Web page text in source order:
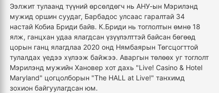
Ээлжит тулаанд түүний өрсөлдөгч нь АНУ-ын Мэрилэнд
мужид оршин суудаг, Барбадос улсаас гаралтай 34
настай Кобиа Бриди байв. К.Бриди нь тоглолтын өмнө 18
ялж, ганцхан удаа ялагдсан үзүүлэлттэй байсан бөгөөд
цорын ганц ялагдлаа 2020 онд Нямбаярын Төгсцогттой
тулалдах үедээ хүлээж байжээ. Аваргын төлөөх уг тоглолт
Мэрилэнд мужийн Хановер хот дахь "Live! Casino & Hotel
Maryland" цогцолборын "The HALL at Live!" танхимд
зохион байгуулагдсан юм.